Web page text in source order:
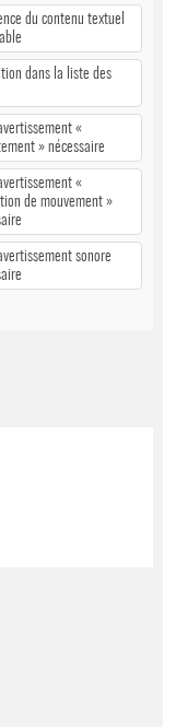
du contenu textuel
dans la liste des
«
» nécessaire
«
de mouvement »
sonore